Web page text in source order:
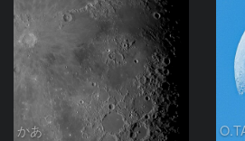
かあ